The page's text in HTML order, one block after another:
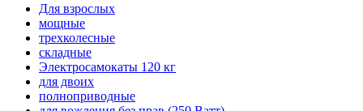
Для взрослых
мощные
трехколесные
складные
Электросамокаты 120 кг
для двоих
полноприводные